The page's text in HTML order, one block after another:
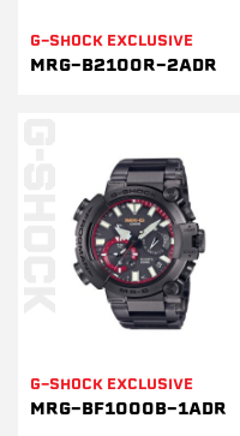
G-SHOCK EXCLUSIVE
MRG-B2100R-2ADR
G-SHOCK EXCLUSIVE
MRG-BF1000B-1ADR